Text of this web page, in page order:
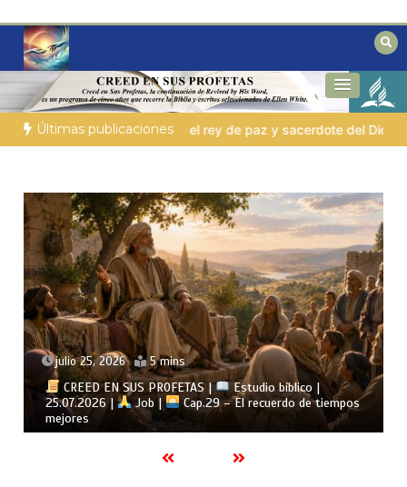
contenido
Fe para Hoy
Reflexiones bíblicas para personas en
búsqueda
Últimas publicaciones
del Dios Altísimo LA PERSONA BÍBLICA DEL DÍA |
bíblico |
de tiempos
julio 24, 2026 4 mins
CREED EN SUS PROFETAS |
Estudio
24.07.2026 |
Cap.28 – La